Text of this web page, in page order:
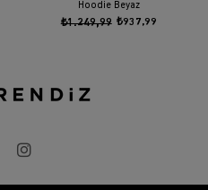
Hoodie Beyaz
₺937,99
₺1.249,99